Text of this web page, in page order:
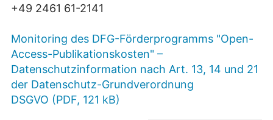
+49 2461 61-2141
Monitoring des DFG-Förderprogramms "Open-
Access-Publikationskosten" –
Datenschutzinformation nach Art. 13, 14 und 21
der Datenschutz-Grundverordnung
DSGVO (PDF, 121 kB)